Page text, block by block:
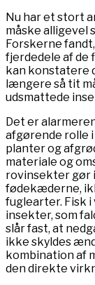
Nu har et stort
måske alligevel
Forskerne
fjerdedele af de
kan konstatere
længere så tit
udsmattede
Det er
afgørende rolle
planter og
materiale og
rovinsekter gør
fødekæderne,
fuglearter. Fisk
insekter, som
slår fast, at
ikke skyldes
kombination af
den direkte